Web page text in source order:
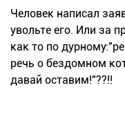
Человек написал
увольте его. Или за
как то по
речь о бездомном
давай оставим!"??!!